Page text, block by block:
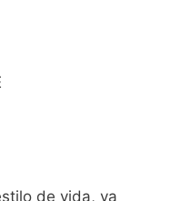
de vida, ya